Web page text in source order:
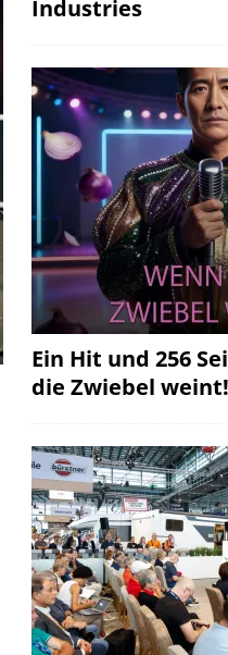
Industries
Ein Hit und 256
die Zwiebel weint!